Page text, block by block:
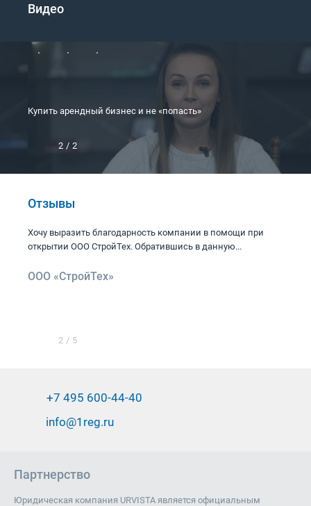
Видео
Купить арендный бизнес и не «попасть»
2 / 2
Отзывы
Хочу выразить благодарность компании в помощи при
открытии ООО СтройТех. Обратившись в данную...
ООО «СтройТех»
2 / 5
+7 495 600-44-40
info@1reg.ru
Партнерство
Юридическая компания URVISTA является официальным